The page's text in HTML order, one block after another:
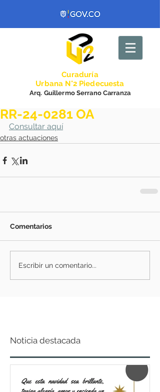
Curaduría
Urbana N°2 Piedecuesta
Arq. Guillermo Serrano Carranza
RR-24-0281 OA
Consultar aquí
otras actuaciones
Comentarios
Escribir un comentario...
Noticia destacada